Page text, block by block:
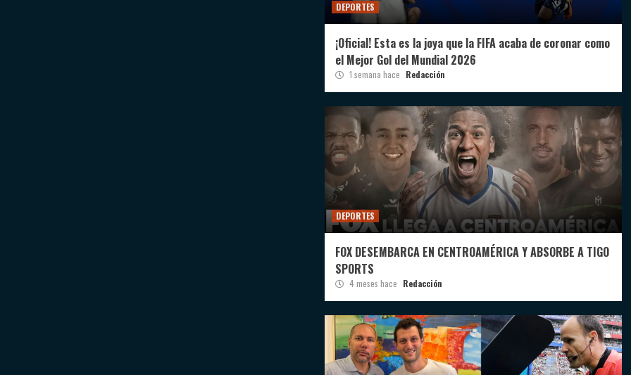
DEPORTES
¡Oficial! Esta es la joya que la FIFA acaba de coronar como
el Mejor Gol del Mundial 2026
1 semana hace Redacción
DEPORTES
FOX DESEMBARCA EN CENTROAMÉRICA Y ABSORBE A TIGO
SPORTS
4 meses hace Redacción